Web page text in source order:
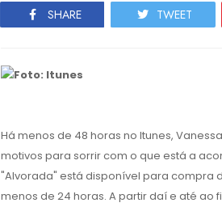
SHARE TWEET
Foto: Itunes
Há menos de 48 horas no Itunes,
motivos para sorrir com o que está a
"Alvorada" está disponível para compra
menos de 24 horas. A partir daí e até ao